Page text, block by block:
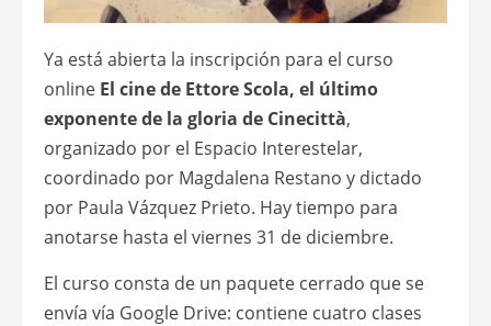
Ya está abierta la inscripción para el curso
online El cine de Ettore Scola, el último
exponente de la gloria de Cinecittà,
organizado por el Espacio Interestelar,
coordinado por Magdalena Restano y dictado
por Paula Vázquez Prieto. Hay tiempo para
anotarse hasta el viernes 31 de diciembre.
El curso consta de un paquete cerrado que se
envía vía Google Drive: contiene cuatro clases